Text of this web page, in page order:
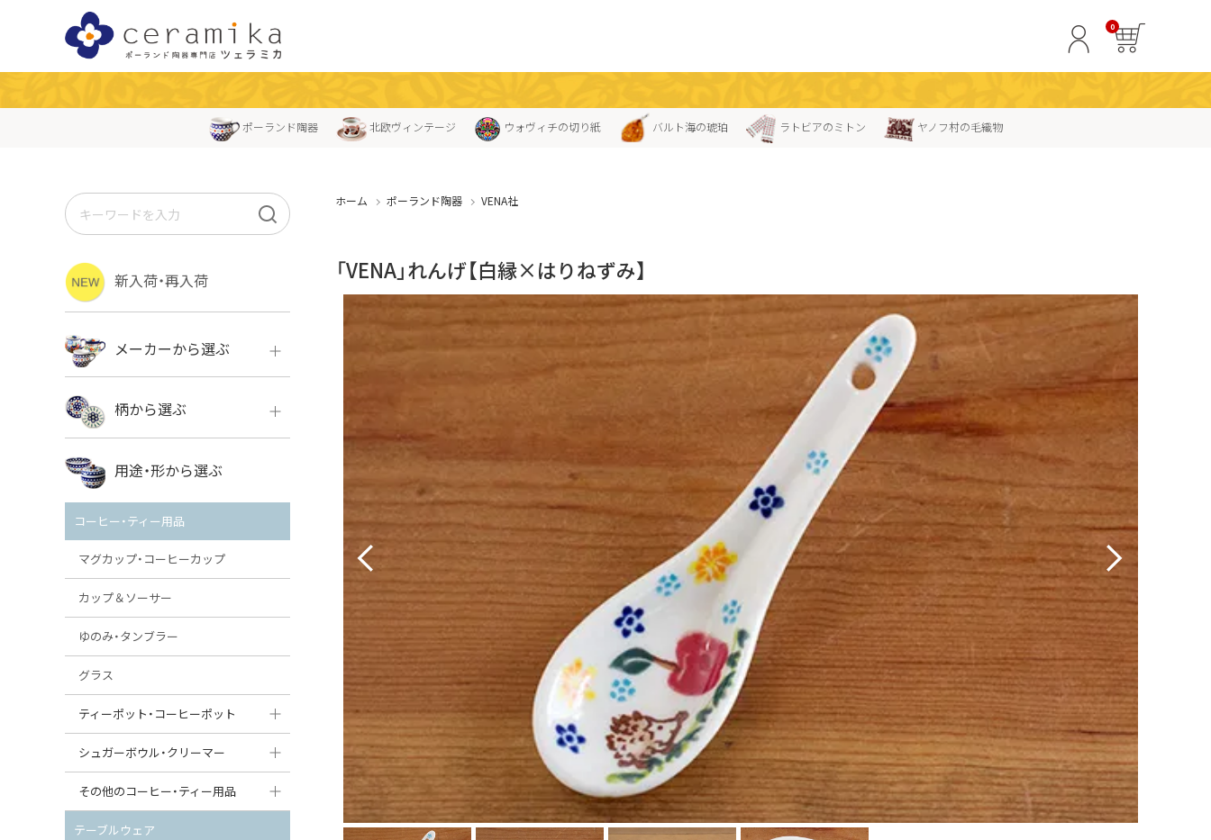
0
ポーランド陶器 北欧ヴィンテージ ウォヴィチの切り紙 バルト海の琥珀 ラトビアのミトン ヤノフ村の毛織物
ホーム ポーランド陶器 VENA社
「VENA」れんげ【白縁×はりねずみ】
新入荷・再入荷
メーカーから選ぶ
ボレス
VENA
ミレナ
柄から選ぶ
ボレス
用途・形から選ぶ
コーヒー・ティー用品
マグカップ・コーヒーカップ
カップ＆ソーサー
ゆのみ・タンブラー
グラス
ティーポット・コーヒーポット
ティーポット
コーヒーポット
シュガーボウル・クリーマー
シュガーボウル
クリーマー
その他のコーヒー・ティー用品
ポットウォーマー
テーブルウェア